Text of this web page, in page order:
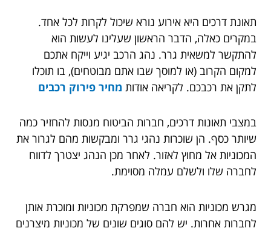
תאונת דרכים היא אירוע נורא שיכול לקרות לכל אחד.
במקרים כאלה, הדבר הראשון שעלינו לעשות הוא
להתקשר למשאית גרר. נהג הרכב יגיע וייקח אתכם
למקום הקרוב (או למוסך שבו אתם מבוטחים), בו תוכלו
לתקן את רכבכם. לקריאה אודות מחיר פירוק רכבים
במצבי תאונות דרכים, חברות הביטוח מנסות להחזיר כמה
שיותר כסף. הן שוכרות נהגי גרר ומבקשות מהם לגרור את
המכוניות אל מחוץ לאזור. לאחר מכן הנהג יצטרך לדווח
לחברה שלו ולשלם עמלה מסוימת.
מגרש מכוניות הוא חברה שמפרקת מכוניות ומוכרת אותן
לחברות אחרות. יש להם סוגים שונים של מכוניות מיצרנים